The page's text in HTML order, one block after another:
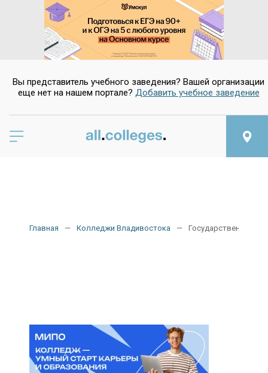
Вы представитель учебного заведения? Вашей организации
еще нет на нашем портале? Добавить учебное заведение
Главная Колледжи Владивостока Государственные